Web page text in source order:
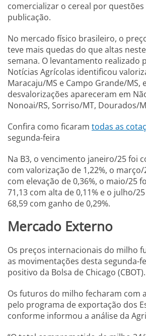
comercializar o cereal por questões
publicação.
No mercado físico brasileiro, o
teve mais quedas do que altas
semana. O levantamento realizado
Notícias Agrícolas identificou
Maracaju/MS e Campo Grande/MS,
desvalorizações apareceram em
Nonoai/RS, Sorriso/MT, Dourados/
Confira como ficaram todas as
segunda-feira
Na B3, o vencimento janeiro/25 foi
com valorização de 1,22%, o março/
com elevação de 0,36%, o maio/25
71,13 com alta de 0,11% e o julho/
68,59 com ganho de 0,29%.
Mercado Externo
Os preços internacionais do milho
as movimentações desta segunda-
positivo da Bolsa de Chicago (CBOT).
Os futuros do milho fecharam com
pelo programa de exportação dos
conforme informou a análise da